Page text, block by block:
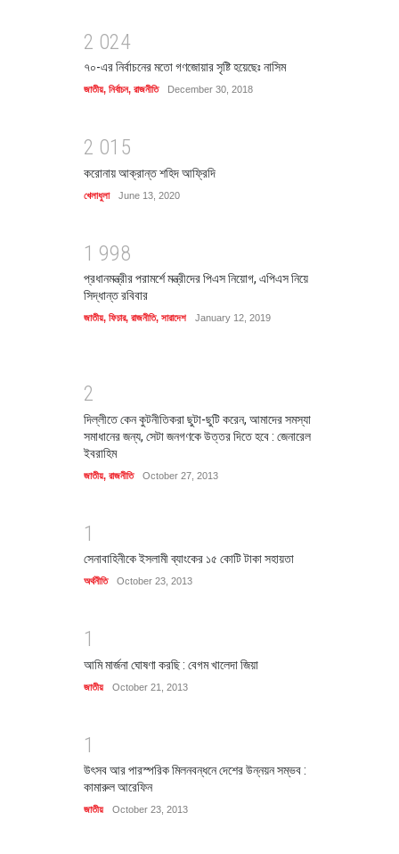
2 024
৭০-এর নির্বাচনের মতো গণজোয়ার সৃষ্টি হয়েছেঃ নাসিম
জাতীয়, নির্বাচন, রাজনীতি December 30, 2018
2 01 5
করোনায় আক্রান্ত শহিদ আফ্রিদি
খেলাধুলা June 13, 2020
1 998
প্রধানমন্ত্রীর পরামর্শে মন্ত্রীদের পিএস নিয়োগ, এপিএস নিয়ে
সিদ্ধান্ত রবিবার
জাতীয়, ফিচার, রাজনীতি, সারাদেশ January 12, 2019
2
দিল্লীতে কেন কুটনীতিকরা ছুটা-ছুটি করেন, আমাদের সমস্যা
সমাধানের জন্য, সেটা জনগণকে উত্তর দিতে হবে : জেনারেল
ইবরাহিম
জাতীয়, রাজনীতি October 27, 2013
1
সেনাবাহিনীকে ইসলামী ব্যাংকের ১৫ কোটি টাকা সহায়তা
অর্থনীতি October 23, 2013
1
আমি মার্জনা ঘোষণা করছি : বেগম খালেদা জিয়া
জাতীয় October 21, 2013
1
উৎসব আর পারস্পরিক মিলনবন্ধনে দেশের উন্নয়ন সম্ভব :
কামারুল আরেফিন
জাতীয় October 23, 2013